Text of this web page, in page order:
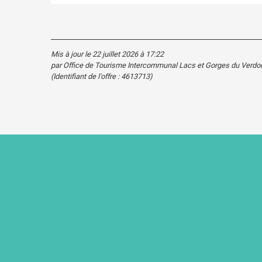
Mis à jour le 22 juillet 2026 à 17:22
par Office de Tourisme Intercommunal Lacs et Gorges du
(Identifiant de l'offre : 4613713)